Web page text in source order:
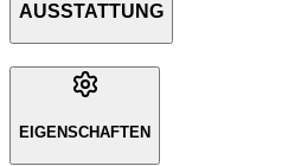
AUSSTATTUNG
EIGENSCHAFTEN